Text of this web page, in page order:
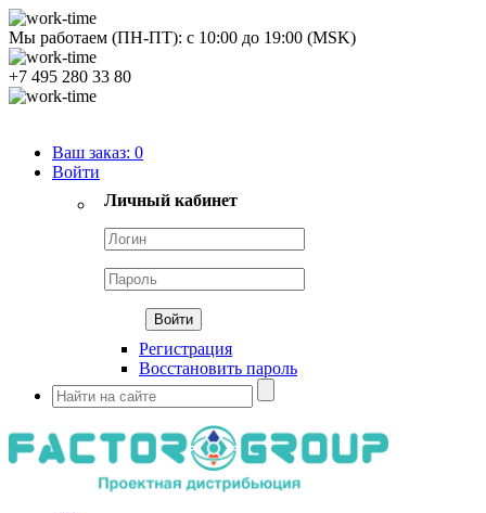
Мы работаем (ПН-ПТ): с 10:00 до 19:00 (MSK)
+7 495 280 33 80
Ваш заказ: 0
Войти
Личный кабинет
Регистрация
Восстановить пароль